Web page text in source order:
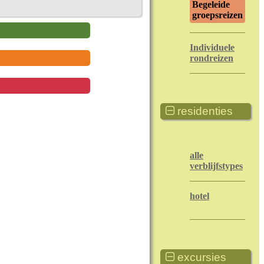
Begeleide
groepsreizen
Individuele
rondreizen
residenties
alle
verblijfstypes
hotel
excursies